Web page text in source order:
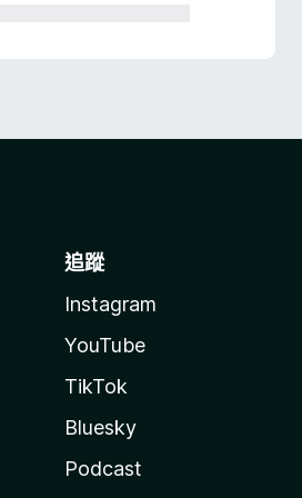
追蹤
Instagram
YouTube
TikTok
Bluesky
Podcast